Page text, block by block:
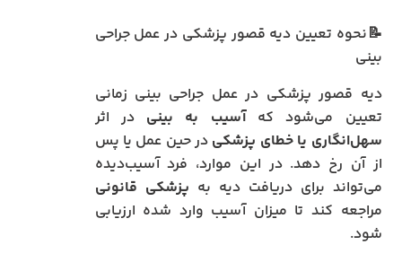
📝نحوه تعیین دیه قصور پزشکی در عمل جراحی
بینی
دیه قصور پزشکی در عمل جراحی بینی زمانی
تعیین می‌شود کهآسیب به بینی در اثر
سهل‌انگاری یا خطای پزشکی در حین عمل یا پس
از آن رخ دهد. در این موارد، فرد آسیب‌دیده
می‌تواند برای دریافت دیه به پزشکی قانونی
مراجعه کند تا میزان آسیب وارد شده ارزیابی
شود.